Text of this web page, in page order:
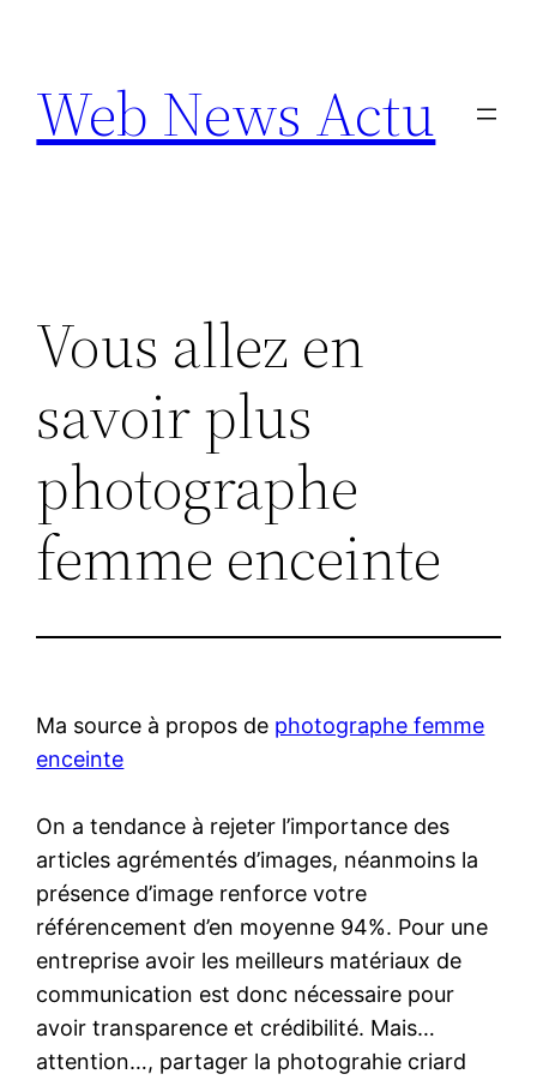
contenu
Web News Actu
Vous allez en
savoir plus
photographe
femme enceinte
Ma source à propos de photographe femme
enceinte
On a tendance à rejeter l’importance des
articles agrémentés d’images, néanmoins la
présence d’image renforce votre
référencement d’en moyenne 94%. Pour une
entreprise avoir les meilleurs matériaux de
communication est donc nécessaire pour
avoir transparence et crédibilité. Mais…
attention…, partager la photograhie criard